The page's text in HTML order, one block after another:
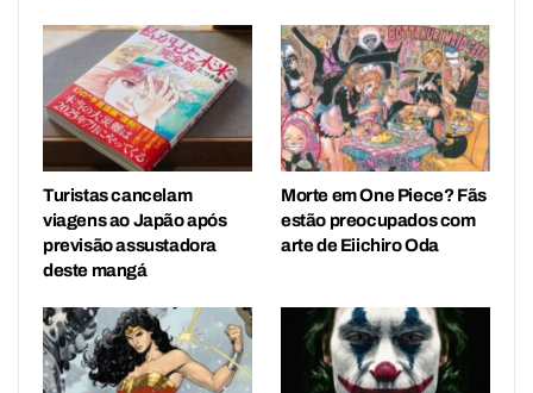
Turistas cancelam
viagens ao Japão após
previsão assustadora
deste mangá
Morte em One Piece? Fãs
estão preocupados com
arte de Eiichiro Oda